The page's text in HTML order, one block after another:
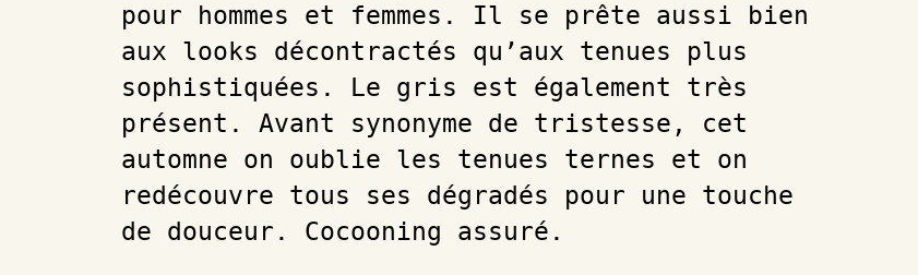
pour hommes et femmes. Il se prête aussi bien
aux looks décontractés qu’aux tenues plus
sophistiquées. Le gris est également très
présent. Avant synonyme de tristesse, cet
automne on oublie les tenues ternes et on
redécouvre tous ses dégradés pour une touche
de douceur. Cocooning assuré.